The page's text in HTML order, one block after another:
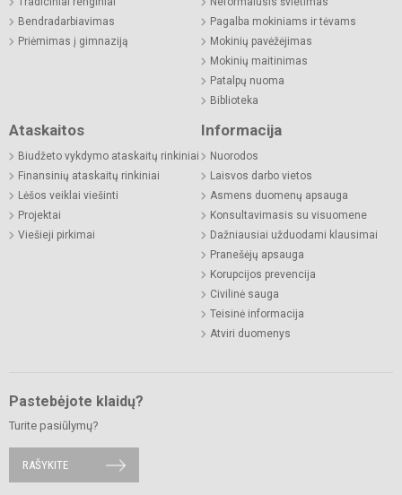
Bendradarbiavimas
Priėmimas į gimnaziją
Pagalba mokiniams ir tėvams
Mokinių pavėžėjimas
Mokinių maitinimas
Patalpų nuoma
Biblioteka
Ataskaitos
Biudžeto vykdymo ataskaitų rinkiniai
Finansinių ataskaitų rinkiniai
Lėšos veiklai viešinti
Projektai
Viešieji pirkimai
Informacija
Nuorodos
Laisvos darbo vietos
Asmens duomenų apsauga
Konsultavimasis su visuomene
Dažniausiai užduodami klausimai
Pranešėjų apsauga
Korupcijos prevencija
Civilinė sauga
Teisinė informacija
Atviri duomenys
Pastebėjote klaidų?
Turite pasiūlymų?
RAŠYKITE